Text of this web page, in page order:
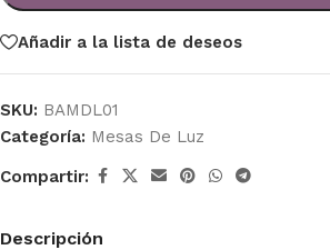
Añadir a la lista de deseos
SKU: BAMDL01
Categoría: Mesas De Luz
Compartir:
Descripción